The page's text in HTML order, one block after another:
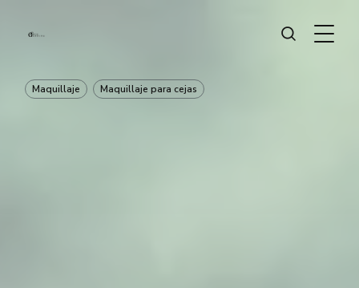
Maquillaje Maquillaje para cejas